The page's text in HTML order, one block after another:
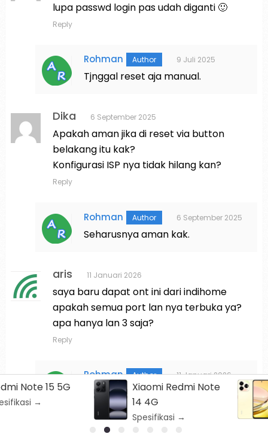
lupa passwd login pas udah diganti 🙂
Reply
Rohman 9 Juli 2025
Tjnggal reset aja manual.
Dika 6 September 2025
Apakah aman jika di reset via button
belakang itu kak?
Konfigurasi ISP nya tidak hilang kan?
Reply
Rohman 6 September 2025
Seharusnya aman kak.
aris 11 Januari 2026
saya baru dapat ont ini dari indihome
apakah semua port lan nya terbuka ya?
apa hanya lan 3 saja?
Reply
Rohman 11 Januari 2026
Tinggal di coba bro
Xiaomi Redmi Note
Spesifikasi →
Nubia V60
Spesifikasi →